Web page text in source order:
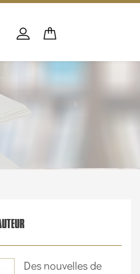
PANIER
Des nouvelles de